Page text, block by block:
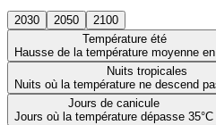
2030 2050
2100
Température été
Hausse de la température moyenne
Nuits tropicales
Nuits où la température ne descend
Jours de canicule
Jours où la température dépasse 35°C